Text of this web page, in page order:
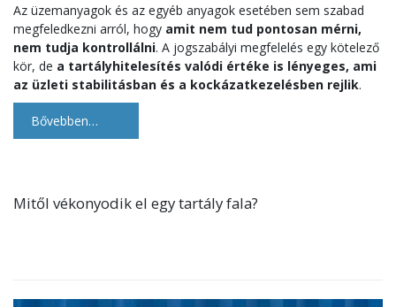
Az üzemanyagok és az egyéb anyagok esetében sem szabad
megfeledkezni arról, hogy amit nem tud pontosan mérni,
nem tudja kontrollálni. A jogszabályi megfelelés egy kötelező
kör, de a tartályhitelesítés valódi értéke is lényeges, ami
az üzleti stabilitásban és a kockázatkezelésben rejlik.
Bővebben…
Mitől vékonyodik el egy tartály fala?